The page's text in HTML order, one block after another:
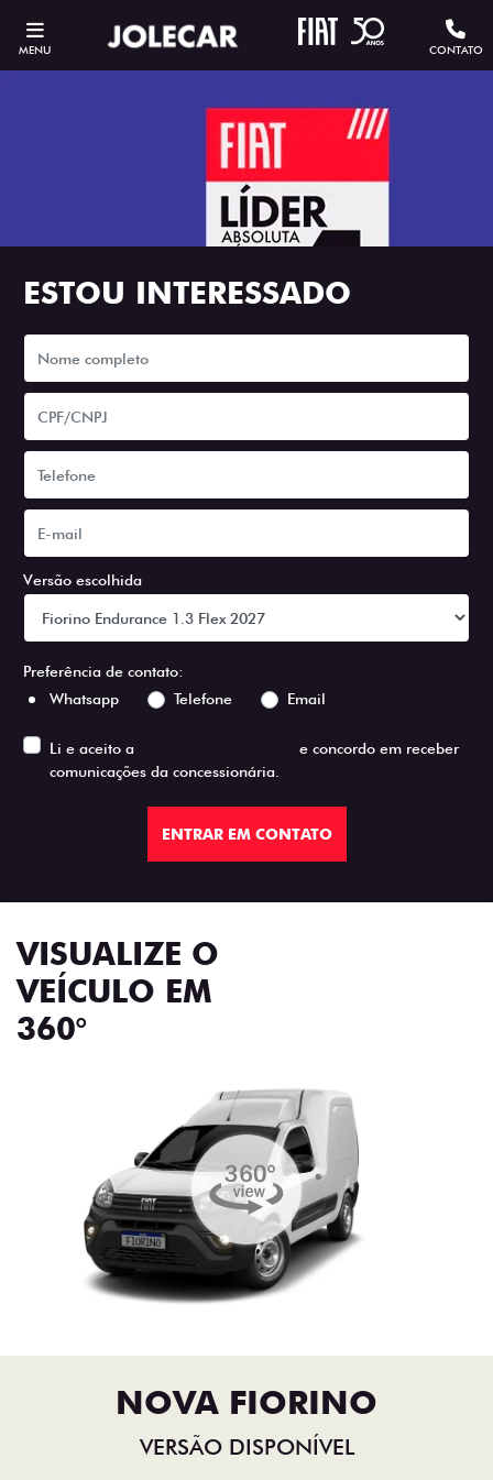
MENU CONTATO
ESTOU INTERESSADO
Versão escolhida
Preferência de contato:
Whatsapp
Telefone Email
Li e aceito a
e concordo em receber
comunicações da concessionária.
ENTRAR EM CONTATO
VISUALIZE O
VEÍCULO EM
360°
NOVA FIORINO
VERSÃO DISPONÍVEL